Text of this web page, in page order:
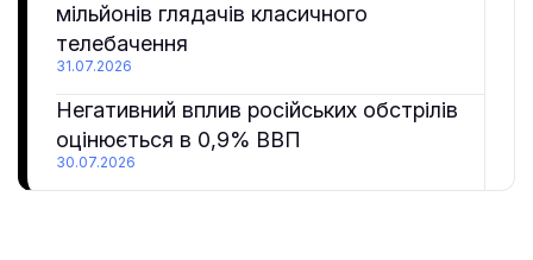
мільйонів глядачів класичного
телебачення
31.07.2026
Негативний вплив російських обстрілів
оцінюється в 0,9% ВВП
30.07.2026